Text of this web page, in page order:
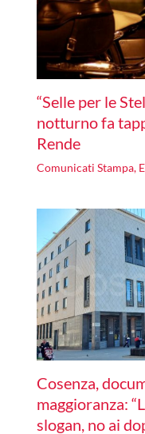
“Selle per le
notturno fa
Rende
Comunicati Stampa,
Cosenza,
maggioranza:
slogan, no ai